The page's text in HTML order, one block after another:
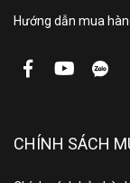
Hướng dẫn mua
CHÍNH SÁCH